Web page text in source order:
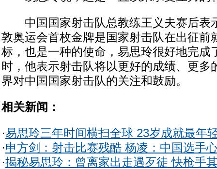
中国国家射击队总教练王义夫赛后表
敦奥运会首枚金牌是国家射击队在出征前
标，也是一种的使命，易思玲很好地完成
时，他表示射击队将以更好的成绩、更多
界对中国国家射击队的关注和鼓励。
相关新闻：
·易思玲三年时间横扫全球 23岁成就最年
·申方剑：射击比赛残酷 杨凌：中国选手
·揭秘易思玲：曾离家出走遇歹徒 快枪手